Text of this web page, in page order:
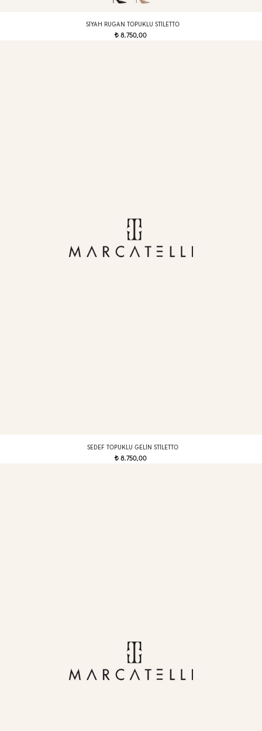
SIYAH RUGAN TOPUKLU STILETTO
t8.750,00
SEDEF TOPUKLU GELIN STILETTO
t8.750,00